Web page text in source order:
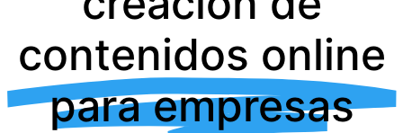
contenidos online
para empresas